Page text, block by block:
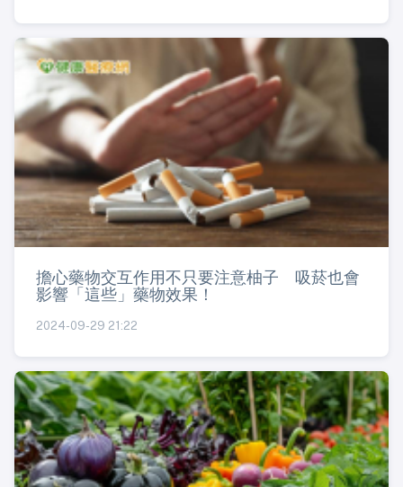
擔心藥物交互作用不只要注意柚子 吸菸也會
影響「這些」藥物效果！
2024-09-29 21:22